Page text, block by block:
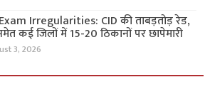
Irregularities: CID की ताबड़तोड़ रेड,
कई जिलों में 15-20 ठिकानों पर छापेमारी
3, 2026